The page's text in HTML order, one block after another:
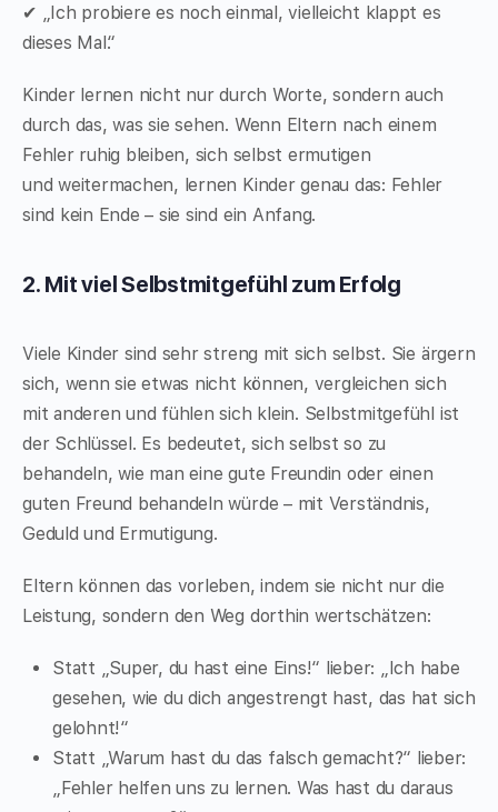
✔ „Ich probiere es noch einmal, vielleicht klappt es
dieses Mal.“
Kinder lernen nicht nur durch Worte, sondern auch
durch das, was sie sehen. Wenn Eltern nach einem
Fehler ruhig bleiben, sich selbst ermutigen
und weitermachen, lernen Kinder genau das: Fehler
sind kein Ende – sie sind ein Anfang.
2. Mit viel Selbstmitgefühl zum Erfolg
Viele Kinder sind sehr streng mit sich selbst. Sie ärgern
sich, wenn sie etwas nicht können, vergleichen sich
mit anderen und fühlen sich klein. Selbstmitgefühl ist
der Schlüssel. Es bedeutet, sich selbst so zu
behandeln, wie man eine gute Freundin oder einen
guten Freund behandeln würde – mit Verständnis,
Geduld und Ermutigung.
Eltern können das vorleben, indem sie nicht nur die
Leistung, sondern den Weg dorthin wertschätzen:
Statt „Super, du hast eine Eins!“ lieber: „Ich habe
gesehen, wie du dich angestrengt hast, das hat sich
gelohnt!“
Statt „Warum hast du das falsch gemacht?“ lieber:
„Fehler helfen uns zu lernen. Was hast du daraus